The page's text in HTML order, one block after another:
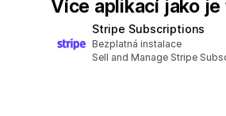
Více aplikací jako je
Stripe Subscriptions
Bezplatná instalace
Sell and Manage Stripe